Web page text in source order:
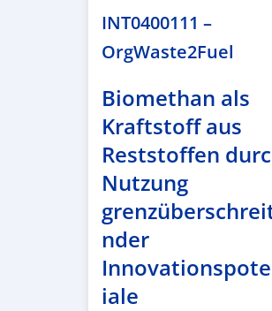
INT0400111 –
OrgWaste2Fuel
Biomethan als
Kraftstoff aus
Reststoffen
Nutzung
nder
iale